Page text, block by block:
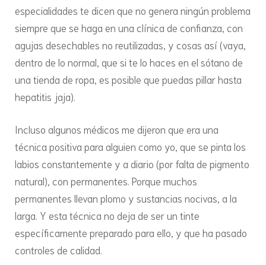
especialidades te dicen que no genera ningún problema
siempre que se haga en una clínica de confianza, con
agujas desechables no reutilizadas, y cosas así (vaya,
dentro de lo normal, que si te lo haces en el sótano de
una tienda de ropa, es posible que puedas pillar hasta
hepatitis jaja).
Incluso algunos médicos me dijeron que era una
técnica positiva para alguien como yo, que se pinta los
labios constantemente y a diario (por falta de pigmento
natural), con permanentes. Porque muchos
permanentes llevan plomo y sustancias nocivas, a la
larga. Y esta técnica no deja de ser un tinte
específicamente preparado para ello, y que ha pasado
controles de calidad.